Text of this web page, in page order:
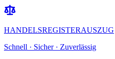
HANDELSREGISTERAUSZUG
Schnell · Sicher · Zuverlässig